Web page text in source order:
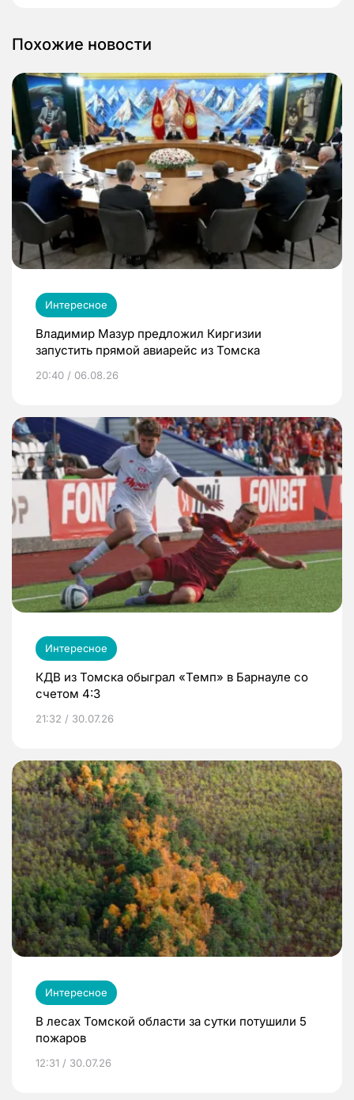
Похожие новости
Интересное
Владимир Мазур предложил Киргизии
запустить прямой авиарейс из Томска
20:40 / 06.08.26
Интересное
КДВ из Томска обыграл «Темп» в Барнауле со
счетом 4:3
21:32 / 30.07.26
Интересное
В лесах Томской области за сутки потушили 5
пожаров
12:31 / 30.07.26